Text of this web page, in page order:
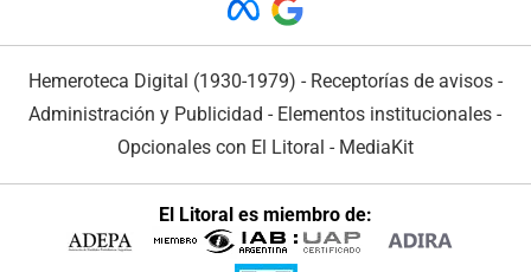
Hemeroteca Digital (1930-1979) - Receptorías de avisos -
Administración y Publicidad - Elementos institucionales -
Opcionales con El Litoral - MediaKit
El Litoral es miembro de: